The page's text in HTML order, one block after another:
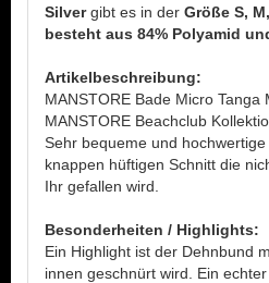
Silvergibt es in der Größe S,
besteht aus 84% Polyamid
Artikelbeschreibung:
MANSTORE Bade Micro Tanga
MANSTORE Beachclub
Sehr bequeme und
knappen hüftigen Schnitt die
Ihr gefallen wird.
Besonderheiten / Highlights:
Ein Highlight ist der Dehnbund
innen geschnürt wird. Ein